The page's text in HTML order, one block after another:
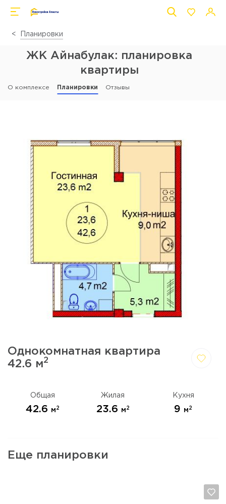
Планировки
ЖК Айнабулак: планировка
квартиры
О комплексе Планировки Отзывы
Однокомнатная квартира
42.6 м2
Общая
42.6 м 2
Жилая
23.6 м 2
Кухня
9 м 2
Еще планировки